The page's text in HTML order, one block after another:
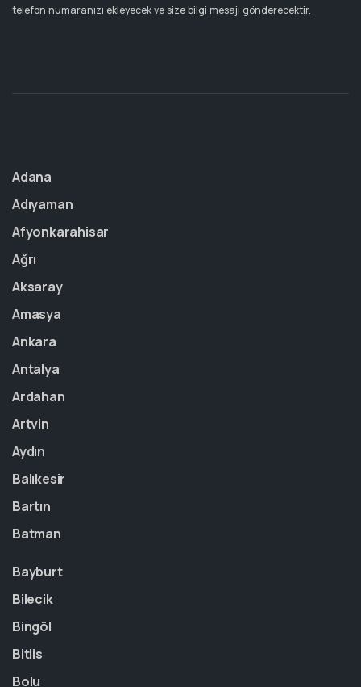
telefon numaranızı ekleyecek ve size bilgi mesajı gönderecektir.
Adana
Adıyaman
Afyonkarahisar
Ağrı
Aksaray
Amasya
Ankara
Antalya
Ardahan
Artvin
Aydın
Balıkesir
Bartın
Batman
Bayburt
Bilecik
Bingöl
Bitlis
Bolu